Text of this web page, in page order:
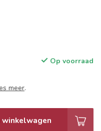
Op voorraad
meer.
winkelwagen